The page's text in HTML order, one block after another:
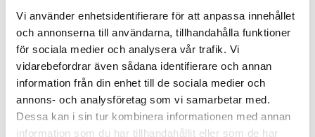
Vi använder enhetsidentifierare för att anpassa innehållet
och annonserna till användarna, tillhandahålla funktioner
för sociala medier och analysera vår trafik. Vi
vidarebefordrar även sådana identifierare och annan
information från din enhet till de sociala medier och
annons- och analysföretag som vi samarbetar med.
Dessa kan i sin tur kombinera informationen med annan
information som du har tillhandahållit eller som de har
Kyrkomötet